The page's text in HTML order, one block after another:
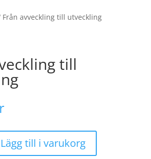
avveckling till utveckling
till
Lägg till i varukorg